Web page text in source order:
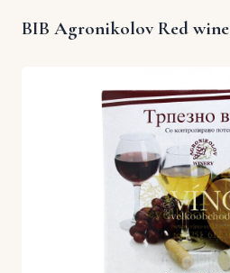
BIB Agronikolov Red wine